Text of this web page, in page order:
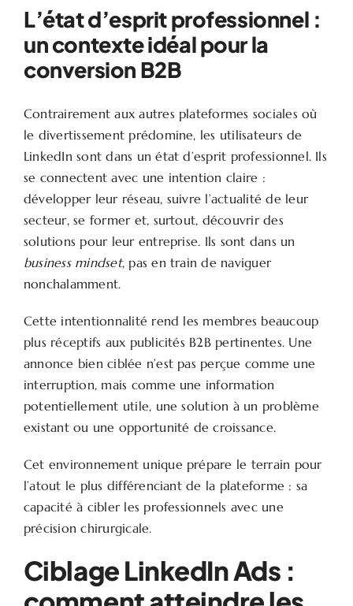
L’état d’esprit professionnel :
un contexte idéal pour la
conversion B2B
Contrairement aux autres plateformes sociales où
le divertissement prédomine, les utilisateurs de
LinkedIn sont dans un état d’esprit professionnel. Ils
se connectent avec une intention claire :
développer leur réseau, suivre l’actualité de leur
secteur, se former et, surtout, découvrir des
solutions pour leur entreprise. Ils sont dans un
business mindset, pas en train de naviguer
nonchalamment.
Cette intentionnalité rend les membres beaucoup
plus réceptifs aux publicités B2B pertinentes. Une
annonce bien ciblée n’est pas perçue comme une
interruption, mais comme une information
potentiellement utile, une solution à un problème
existant ou une opportunité de croissance.
Cet environnement unique prépare le terrain pour
l’atout le plus différenciant de la plateforme : sa
capacité à cibler les professionnels avec une
précision chirurgicale.
Ciblage LinkedIn Ads :